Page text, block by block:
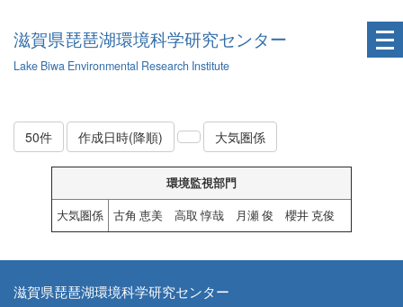
滋賀県琵琶湖環境科学研究センター
Lake Biwa Environmental Research Institute
50件 作成日時(降順) 大気圏係
環境監視部門
大気圏係
古角 恵美 高取 惇哉 月瀬 俊 櫻井 克俊
滋賀県琵琶湖環境科学研究センター